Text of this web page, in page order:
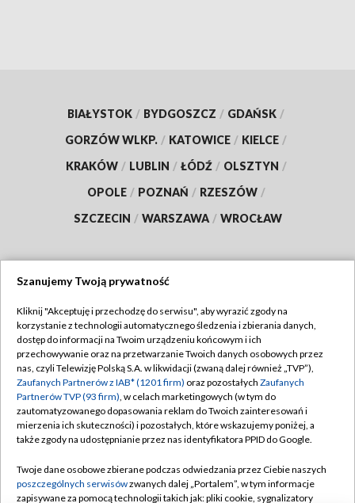
BIAŁYSTOK / BYDGOSZCZ / GDAŃSK /
GORZÓW WLKP. / KATOWICE / KIELCE /
KRAKÓW / LUBLIN / ŁÓDŹ / OLSZTYN /
OPOLE / POZNAŃ / RZESZÓW /
SZCZECIN / WARSZAWA / WROCŁAW
TVP
Abonament TVP
Emisja w TVP
Centrum informacji TVP
Naziemna Telewizja Cyfrowa
Rada Programowa
Regulamin TVP
Polityka prywatności
Moje zgody
Pomoc
Kontakt
Szanujemy Twoją prywatność
Kliknij "Akceptuję i przechodzę do serwisu", aby wyrazić zgody na
korzystanie z technologii automatycznego śledzenia i zbierania danych,
dostęp do informacji na Twoim urządzeniu końcowym i ich
przechowywanie oraz na przetwarzanie Twoich danych osobowych przez
nas, czyli Telewizję Polską S.A. w likwidacji (zwaną dalej również „TVP”),
Zaufanych Partnerów z IAB* (1201 firm) oraz pozostałych Zaufanych
Partnerów TVP (93 firm), w celach marketingowych (w tym do
zautomatyzowanego dopasowania reklam do Twoich zainteresowań i
mierzenia ich skuteczności) i pozostałych, które wskazujemy poniżej, a
także zgody na udostępnianie przez nas identyfikatora PPID do Google.
Twoje dane osobowe zbierane podczas odwiedzania przez Ciebie naszych
poszczególnych serwisówzwanych dalej „Portalem”, w tym informacje
zapisywane za pomocą technologii takich jak: pliki cookie, sygnalizatory